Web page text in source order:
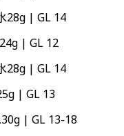
28g | GL 14
| GL 12
28g | GL 14
| GL 13
| GL 13-18